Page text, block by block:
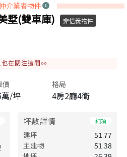
介業者物件
墅(雙車庫) 非信義物件
也在關注這間👀
價
/坪
格局
4房2廳4衛
坪數詳情 細項
建坪
51.77
主建物
51.38